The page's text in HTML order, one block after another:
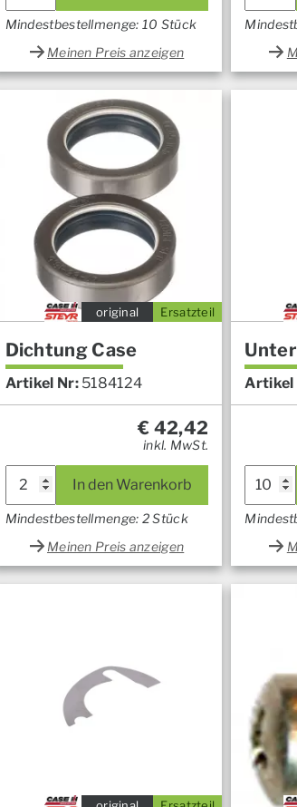
Mindestbestellmenge: 10 Stück
Meinen Preis anzeigen
Ersatzteil
original
Dichtung Case
Artikel Nr: 5184124
€ 42,42
inkl. MwSt.
In den Warenkorb
Mindestbestellmenge: 2 Stück
Meinen Preis anzeigen
Artikel